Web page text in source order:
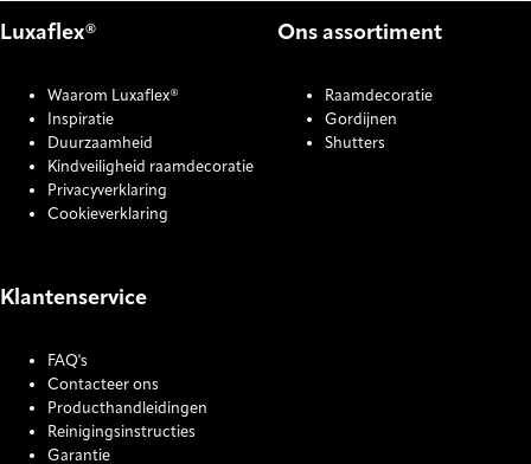
Luxaflex®
Waarom Luxaflex®
Inspiratie
Duurzaamheid
Kindveiligheid raamdecoratie
Privacyverklaring
Cookieverklaring
Ons assortiment
Raamdecoratie
Gordijnen
Shutters
Klantenservice
FAQ's
Contacteer ons
Producthandleidingen
Reinigingsinstructies
Garantie